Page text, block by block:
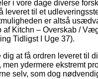
i vore dage diverse
leveret til et
er altså
af Kitchn – Overskab /
Tidligst I Uge 37).
at få ordren leveret til
men ydermere ekstremt
selv, som dog